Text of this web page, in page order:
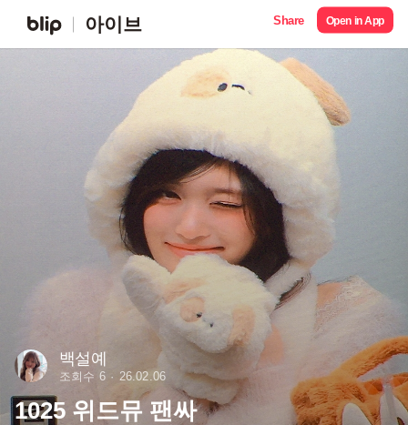
아이브 Share Open in App
백설예
조회수 6 26.02.06
1025 위드뮤 팬싸